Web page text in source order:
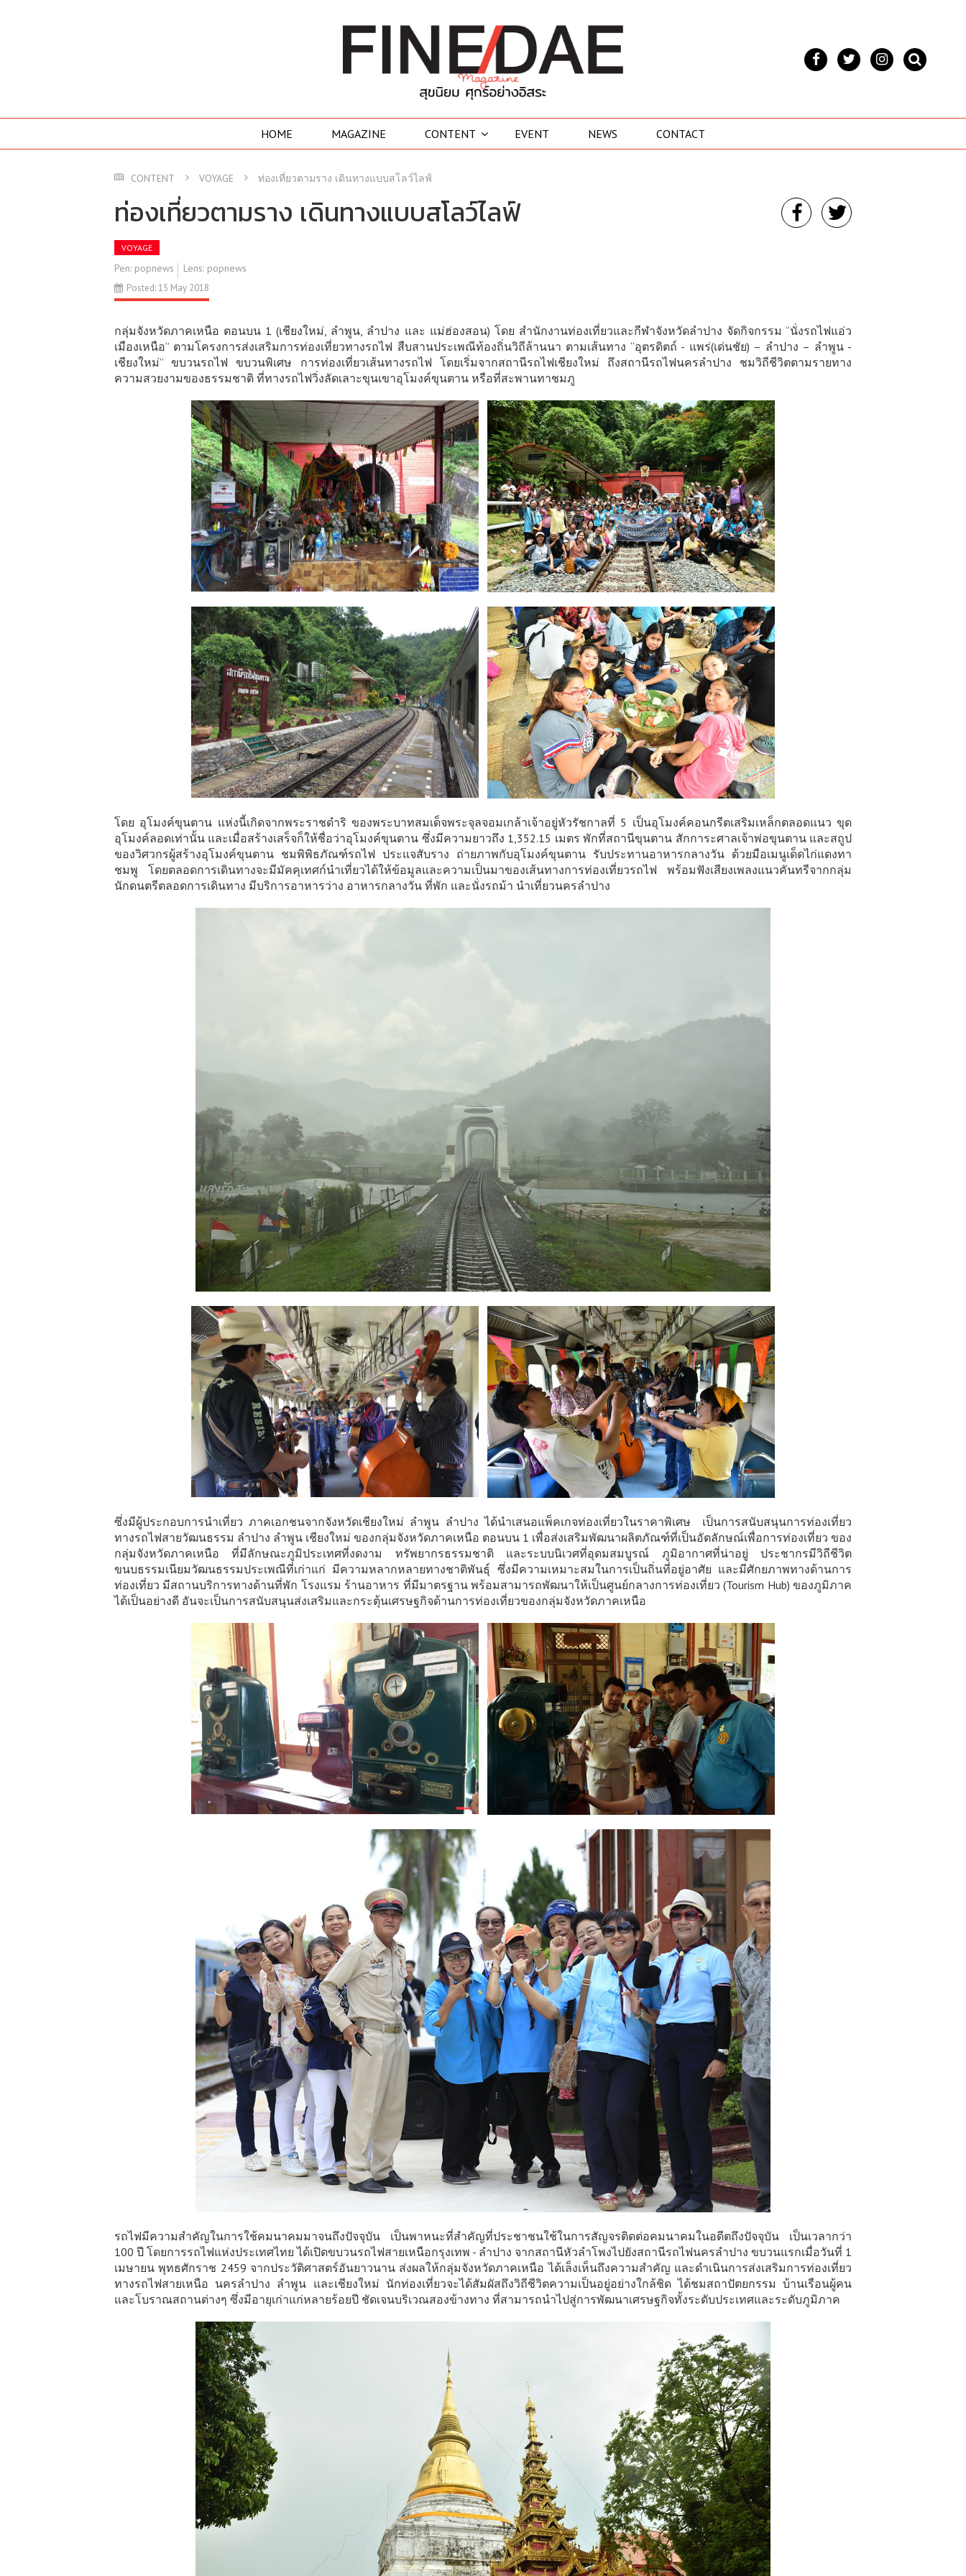
HOME MAGAZINE CONTENT EVENT NEWS CONTACT
CONTENT VOYAGE ท่องเที่ยวตามราง เดินทางแบบสโลว์ไลฟ์
ท่องเที่ยวตามราง เดินทางแบบสโลว์ไลฟ์
VOYAGE
Pen: popnews Lens: popnews
Posted: 15 May 2018
กลุ่มจังหวัดภาคเหนือ ตอนบน 1 (เชียงใหม่, ลำพูน, ลำปาง และ แม่ฮ่องสอน) โดย สำนักงานท่องเที่ยวและกีฬาจังหวัดลำปาง จัดกิจกรรม “นั่งรถไฟแอ่ว
เมืองเหนือ” ตามโครงการส่งเสริมการท่องเที่ยวทางรถไฟ สืบสานประเพณีท้องถิ่นวิถีล้านนา ตามเส้นทาง “อุตรดิตถ์ - แพร่(เด่นชัย) – ลำปาง – ลำพูน -
เชียงใหม่” ขบวนรถไฟ ขบวนพิเศษ การท่องเที่ยวเส้นทางรถไฟ โดยเริ่มจากสถานีรถไฟเชียงใหม่ ถึงสถานีรถไฟนครลำปาง ชมวิถีชีวิตตามรายทาง
ความสวยงามของธรรมชาติ ที่ทางรถไฟวิ่งลัดเลาะขุนเขาอุโมงค์ขุนตาน หรือที่สะพานทาชมภู
โดย อุโมงค์ขุนตาน แห่งนี้เกิดจากพระราชดำริ ของพระบาทสมเด็จพระจุลจอมเกล้าเจ้าอยู่หัวรัชกาลที่ 5 เป็นอุโมงค์คอนกรีตเสริมเหล็กตลอดแนว ขุด
อุโมงค์ลอดเท่านั้น และเมื่อสร้างเสร็จก็ให้ชื่อว่าอุโมงค์ขุนตาน ซึ่งมีความยาวถึง 1,352.15 เมตร พักที่สถานีขุนตาน สักการะศาลเจ้าพ่อขุนตาน และสถูป
ของวิศวกรผู้สร้างอุโมงค์ขุนตาน ชมพิพิธภัณฑ์รถไฟ ประแจสับราง ถ่ายภาพกับอุโมงค์ขุนตาน รับประทานอาหารกลางวัน ด้วยมือเมนูเด็ดไก่แดงทา
ชมพู โดยตลอดการเดินทางจะมีมัคคุเทศก์นำเที่ยวได้ให้ข้อมูลและความเป็นมาของเส้นทางการท่องเที่ยวรถไฟ พร้อมฟังเสียงเพลงแนวคันทรีจากกลุ่ม
นักดนตรีตลอดการเดินทาง มีบริการอาหารว่าง อาหารกลางวัน ที่พัก และนั่งรถม้า นำเที่ยวนครลำปาง
ซึ่งมีผู้ประกอบการนำเที่ยว ภาคเอกชนจากจังหวัดเชียงใหม่ ลำพูน ลำปาง ได้นำเสนอแพ็คเกจท่องเที่ยวในราคาพิเศษ เป็นการสนับสนุนการท่องเที่ยว
ทางรถไฟสายวัฒนธรรม ลำปาง ลำพูน เชียงใหม่ ของกลุ่มจังหวัดภาคเหนือ ตอนบน 1 เพื่อส่งเสริมพัฒนาผลิตภัณฑ์ที่เป็นอัตลักษณ์เพื่อการท่องเที่ยว ของ
กลุ่มจังหวัดภาคเหนือ ที่มีลักษณะภูมิประเทศที่งดงาม ทรัพยากรธรรมชาติ และระบบนิเวศที่อุดมสมบูรณ์ ภูมิอากาศที่น่าอยู่ ประชากรมีวิถีชีวิต
ขนบธรรมเนียมวัฒนธรรมประเพณีที่เก่าแก่ มีความหลากหลายทางชาติพันธุ์ ซึ่งมีความเหมาะสมในการเป็นถิ่นที่อยู่อาศัย และมีศักยภาพทางด้านการ
ท่องเที่ยว มีสถานบริการทางด้านที่พัก โรงแรม ร้านอาหาร ที่มีมาตรฐาน พร้อมสามารถพัฒนาให้เป็นศูนย์กลางการท่องเที่ยว (Tourism Hub) ของภูมิภาค
ได้เป็นอย่างดี อันจะเป็นการสนับสนุนส่งเสริมและกระตุ้นเศรษฐกิจด้านการท่องเที่ยวของกลุ่มจังหวัดภาคเหนือ
รถไฟมีความสำคัญในการใช้คมนาคมมาจนถึงปัจจุบัน เป็นพาหนะที่สำคัญที่ประชาชนใช้ในการสัญจรติดต่อคมนาคมในอดีตถึงปัจจุบัน เป็นเวลากว่า
100 ปี โดยการรถไฟแห่งประเทศไทย ได้เปิดขบวนรถไฟสายเหนือกรุงเทพ - ลำปาง จากสถานีหัวลำโพงไปยังสถานีรถไฟนครลำปาง ขบวนแรกเมื่อวันที่ 1
เมษายน พุทธศักราช 2459 จากประวัติศาสตร์อันยาวนาน ส่งผลให้กลุ่มจังหวัดภาคเหนือ ได้เล็งเห็นถึงความสำคัญ และดำเนินการส่งเสริมการท่องเที่ยว
ทางรถไฟสายเหนือ นครลำปาง ลำพูน และเชียงใหม่ นักท่องเที่ยวจะได้สัมผัสถึงวิถีชีวิตความเป็นอยู่อย่างใกล้ชิด ได้ชมสถาปัตยกรรม บ้านเรือนผู้คน
และโบราณสถานต่างๆ ซึ่งมีอายุเก่าแก่หลายร้อยปี ชัดเจนบริเวณสองข้างทาง ที่สามารถนำไปสู่การพัฒนาเศรษฐกิจทั้งระดับประเทศและระดับภูมิภาค